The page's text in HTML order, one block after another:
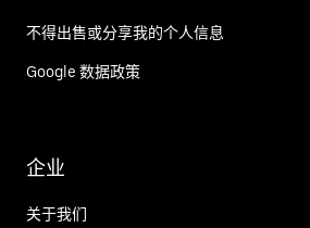
不得出售或分享我的个人信息
Google 数据政策
企业
关于我们